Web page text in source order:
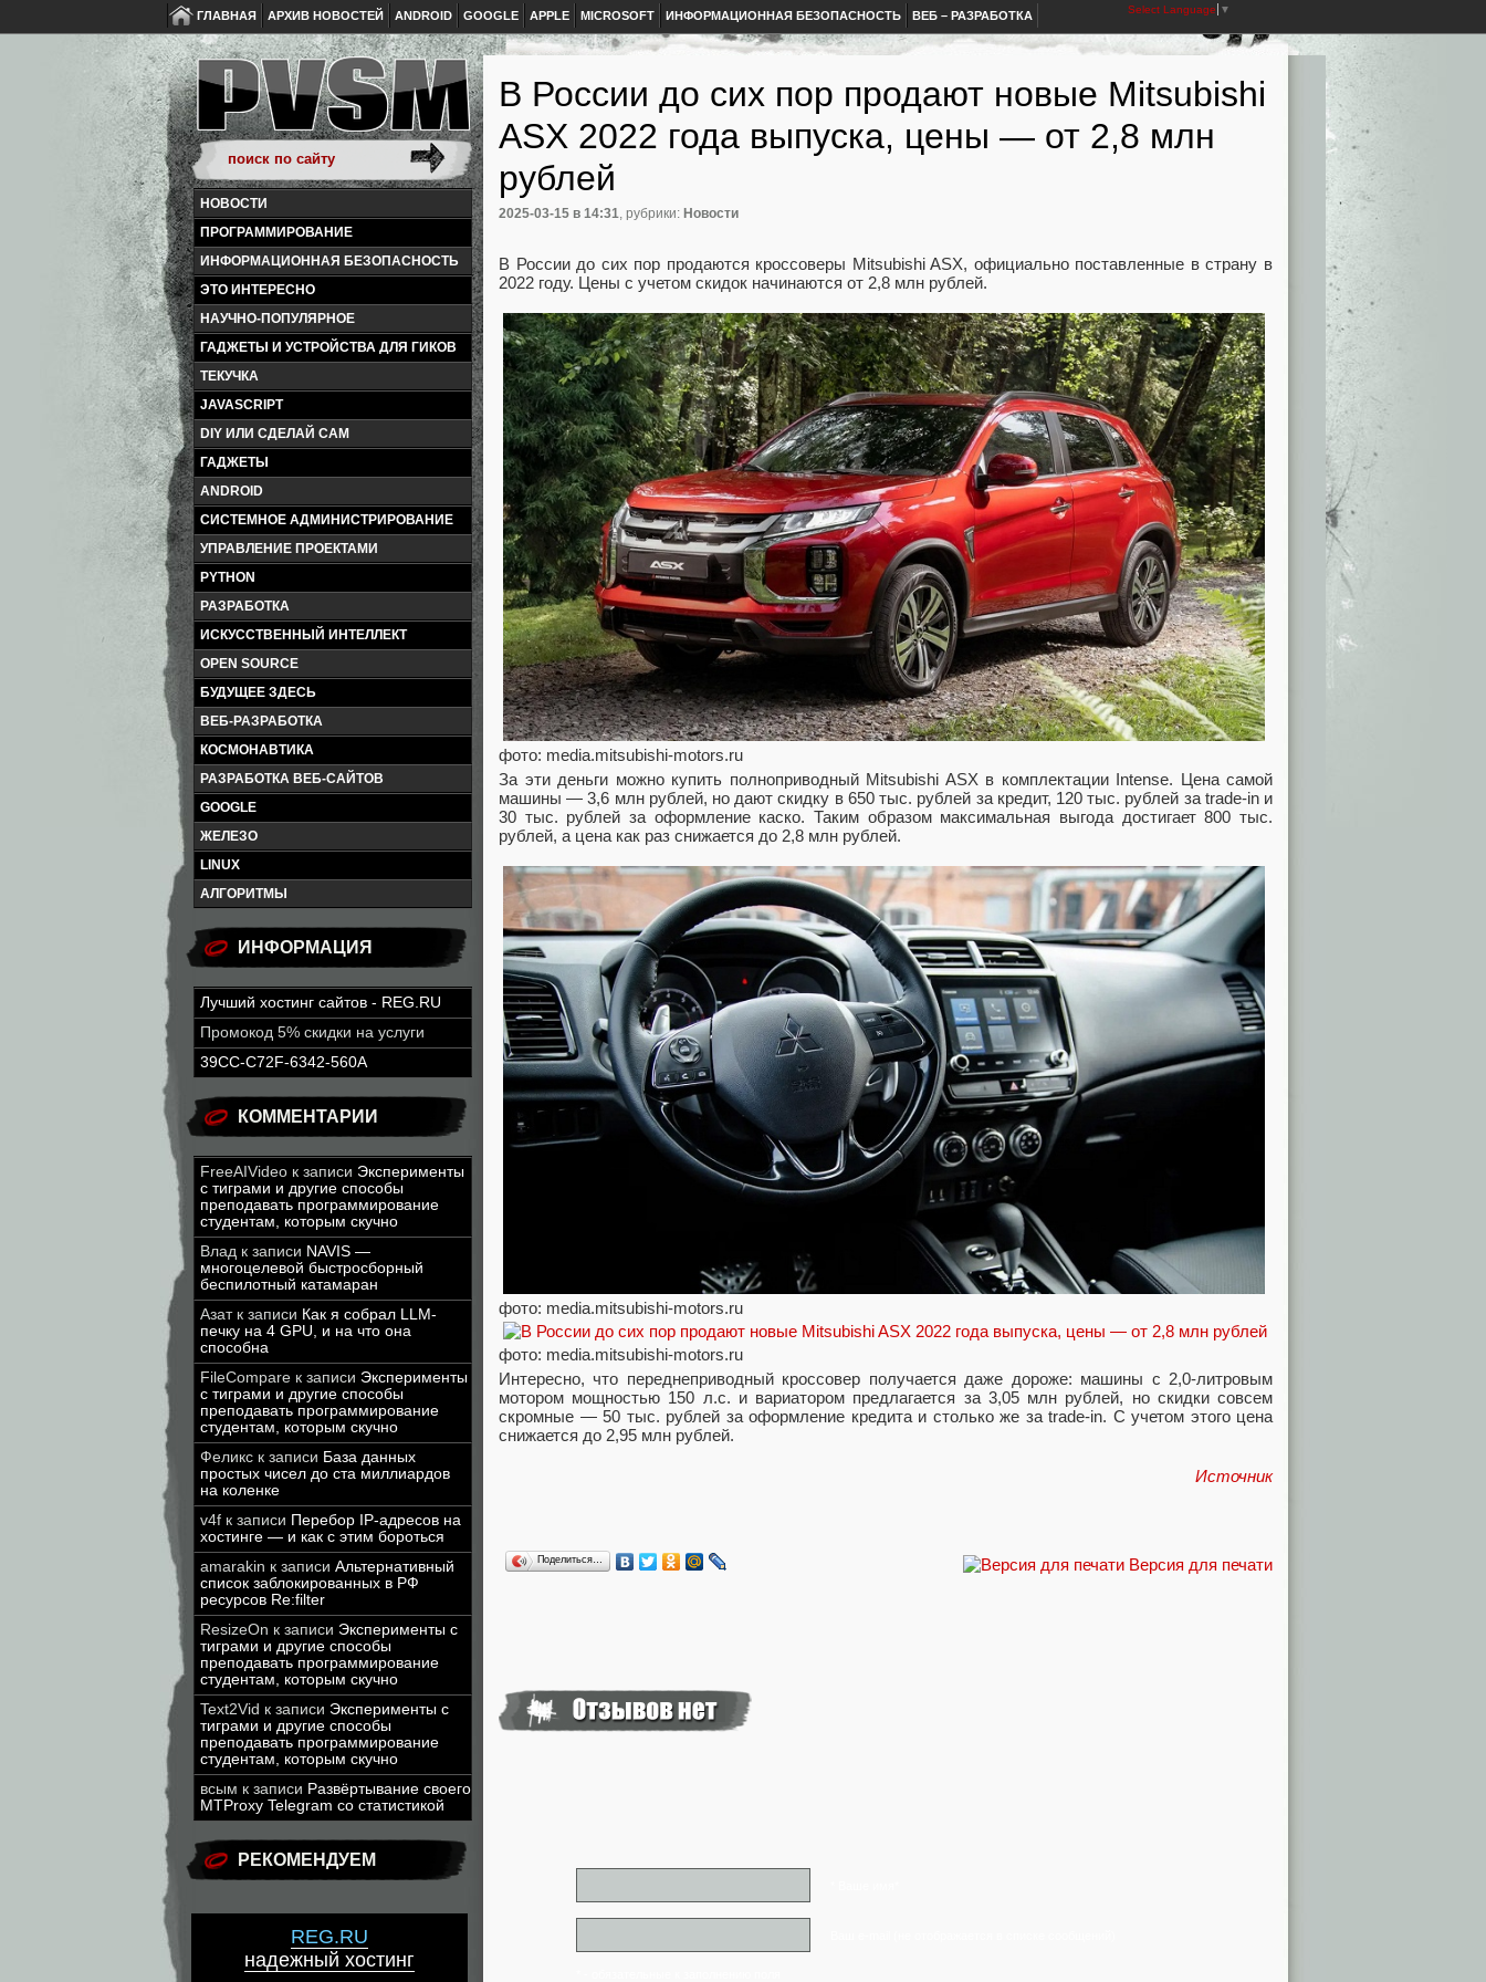
ГЛАВНАЯ АРХИВ НОВОСТЕЙ ANDROID GOOGLE APPLE MICROSOFT ИНФОРМАЦИОННАЯ БЕЗОПАСНОСТЬ ВЕБ – РАЗРАБОТКА Select Language ▼
НОВОСТИ
ПРОГРАММИРОВАНИЕ
ИНФОРМАЦИОННАЯ БЕЗОПАСНОСТЬ
ЭТО ИНТЕРЕСНО
НАУЧНО-ПОПУЛЯРНОЕ
ГАДЖЕТЫ И УСТРОЙСТВА ДЛЯ ГИКОВ
ТЕКУЧКА
JAVASCRIPT
DIY ИЛИ СДЕЛАЙ САМ
ГАДЖЕТЫ
ANDROID
СИСТЕМНОЕ АДМИНИСТРИРОВАНИЕ
УПРАВЛЕНИЕ ПРОЕКТАМИ
PYTHON
РАЗРАБОТКА
ИСКУССТВЕННЫЙ ИНТЕЛЛЕКТ
OPEN SOURCE
БУДУЩЕЕ ЗДЕСЬ
ВЕБ-РАЗРАБОТКА
КОСМОНАВТИКА
РАЗРАБОТКА ВЕБ-САЙТОВ
GOOGLE
ЖЕЛЕЗО
LINUX
АЛГОРИТМЫ
ИНФОРМАЦИЯ
Лучший хостинг сайтов - REG.RU
Промокод 5% скидки на услуги
39CC-C72F-6342-560A
КОММЕНТАРИИ
FreeAIVideo к записи Эксперименты
с тиграми и другие способы
преподавать программирование
студентам, которым скучно
Влад к записи NAVIS —
многоцелевой быстросборный
беспилотный катамаран
Азатк записи Как я собрал LLM-
печку на 4 GPU, и на что она
способна
FileCompare к записи Эксперименты
с тиграми и другие способы
преподавать программирование
студентам, которым скучно
Феликс к записи База данных
простых чисел до ста миллиардов
на коленке
v4f к записи Перебор IP-адресов на
хостинге — и как с этим бороться
amarakin к записи Альтернативный
список заблокированных в РФ
ресурсов Re:filter
ResizeOn к записи Эксперименты с
тиграми и другие способы
преподавать программирование
студентам, которым скучно
Text2Vid к записи Эксперименты с
тиграми и другие способы
преподавать программирование
студентам, которым скучно
всым к записи Развёртывание своего
MTProxy Telegram со статистикой
РЕКОМЕНДУЕМ
REG.RU
надежный хостинг
В России до сих пор продают новые Mitsubishi
ASX 2022 года выпуска, цены — от 2,8 млн
рублей
2025-03-15 в 14:31, рубрики: Новости
В России до сих пор продаются кроссоверы Mitsubishi ASX, официально поставленные в страну в
2022 году. Цены с учетом скидок начинаются от 2,8 млн рублей.
фото: media.mitsubishi-motors.ru
За эти деньги можно купить полноприводный Mitsubishi ASX в комплектации Intense. Цена самой
машины — 3,6 млн рублей, но дают скидку в 650 тыс. рублей за кредит, 120 тыс. рублей за trade-in и
30 тыс. рублей за оформление каско. Таким образом максимальная выгода достигает 800 тыс.
рублей, а цена как раз снижается до 2,8 млн рублей.
фото: media.mitsubishi-motors.ru
фото: media.mitsubishi-motors.ru
Интересно, что переднеприводный кроссовер получается даже дороже: машины с 2,0-литровым
мотором мощностью 150 л.с. и вариатором предлагается за 3,05 млн рублей, но скидки совсем
скромные — 50 тыс. рублей за оформление кредита и столько же за trade-in. С учетом этого цена
снижается до 2,95 млн рублей.
Источник
Версия для печати
Поделиться…